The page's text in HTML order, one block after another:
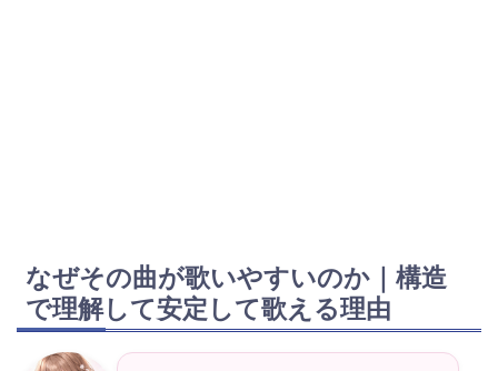
なぜその曲が歌いやすいのか｜構造
で理解して安定して歌える理由